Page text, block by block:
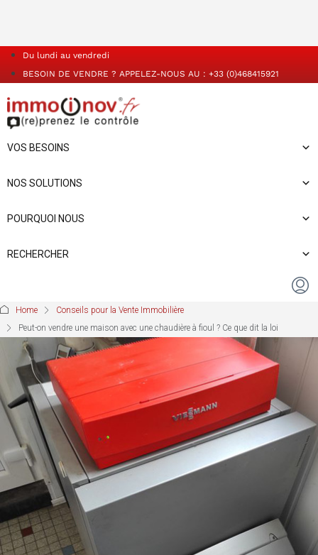
Du lundi au vendredi
BESOIN DE VENDRE ? APPELEZ-NOUS AU : +33 (0)468415921
VOS BESOINS
NOS SOLUTIONS
POURQUOI NOUS
RECHERCHER
Home
Conseils pour la Vente Immobilière
Peut-on vendre une maison avec une chaudière à fioul ? Ce que dit la loi